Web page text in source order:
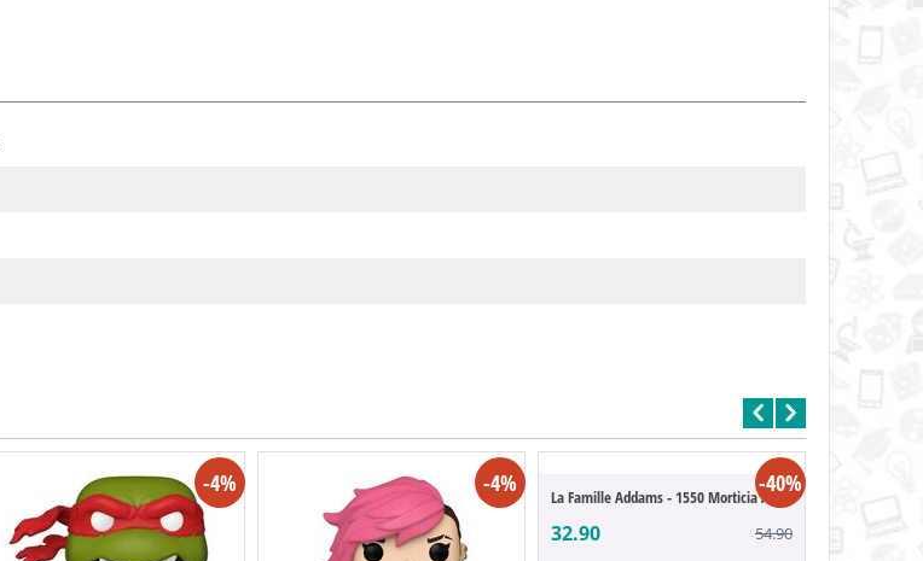
-4% -4% -40%
La Famille Addams - 1550 Morticia Addams ...
32.90 54.90